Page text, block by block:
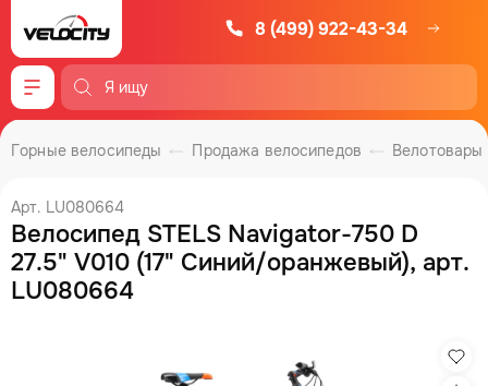
8 (499) 922-43-34
Меню
Велотовары
Продажа велосипедов
Горные велосипеды
Арт. LU080664
Велосипед STELS Navigator-750 D
27.5" V010 (17" Синий/оранжевый), арт.
LU080664